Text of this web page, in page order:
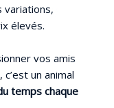
variations,
élevés.
vos amis
un animal
temps chaque